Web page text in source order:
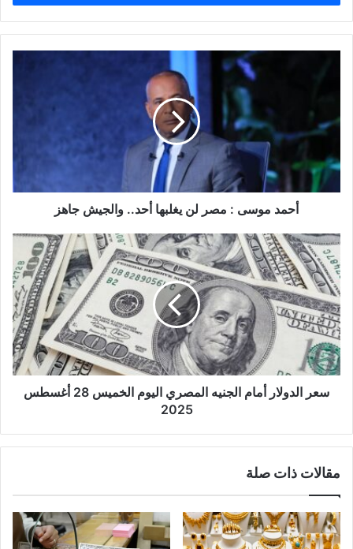
ب
ر
إ
ك
ت
ر
ي
أحمد موسى : مصر لن يغلبها أحد.. والجيش جاهز
سعر الدولار أمام الجنيه المصري اليوم الخميس 28 أغسطس
2025
مقالات ذات صلة